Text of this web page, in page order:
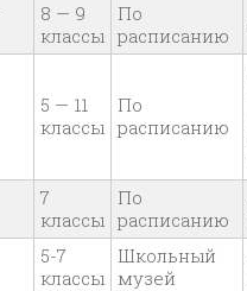
8 — 9
классы
По
расписанию
5 — 11
классы
По
расписанию
7
классы
По
расписанию
5-7
классы
Школьный
музей